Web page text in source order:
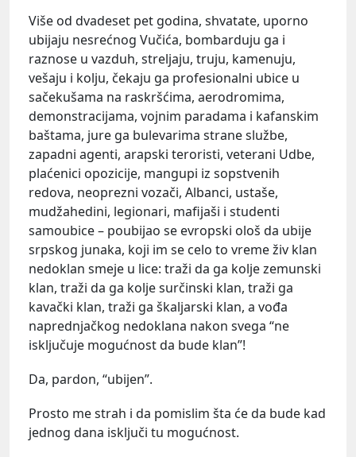
Više od dvadeset pet godina, shvatate, uporno
ubijaju nesrećnog Vučića, bombarduju ga i
raznose u vazduh, streljaju, truju, kamenuju,
vešaju i kolju, čekaju ga profesionalni ubice u
sačekušama na raskršćima, aerodromima,
demonstracijama, vojnim paradama i kafanskim
baštama, jure ga bulevarima strane službe,
zapadni agenti, arapski teroristi, veterani Udbe,
plaćenici opozicije, mangupi iz sopstvenih
redova, neoprezni vozači, Albanci, ustaše,
mudžahedini, legionari, mafijaši i studenti
samoubice – poubijao se evropski ološ da ubije
srpskog junaka, koji im se celo to vreme živ klan
nedoklan smeje u lice: traži da ga kolje zemunski
klan, traži da ga kolje surčinski klan, traži ga
kavački klan, traži ga škaljarski klan, a vođa
naprednjačkog nedoklana nakon svega “ne
isključuje mogućnost da bude klan”!
Da, pardon, “ubijen”.
Prosto me strah i da pomislim šta će da bude kad
jednog dana isključi tu mogućnost.